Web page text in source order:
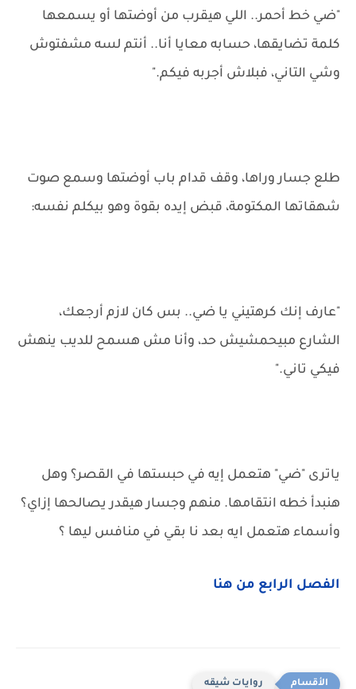
"ضي خط أحمر.. اللي هيقرب من أوضتها أو يسمعها
كلمة تضايقها، حسابه معايا أنا.. أنتم لسه مشفتوش
وشي التاني، فبلاش أجربه فيكم."
طلع جسار وراها، وقف قدام باب أوضتها وسمع صوت
شهقاتها المكتومة، قبض إيده بقوة وهو بيكلم نفسه:
"عارف إنك كرهتيني يا ضي.. بس كان لازم أرجعك،
الشارع مبيحمشيش حد، وأنا مش هسمح للديب ينهش
فيكي تاني."
ياترى "ضي" هتعمل إيه في حبستها في القصر؟ وهل
هنبدأ خطه انتقامها. منهم وجسار هيقدر يصالحها إزاي؟
وأسماء هتعمل ايه بعد نا بقي في منافس ليها ؟
الفصل الرابع من هنا
روايات شيقه